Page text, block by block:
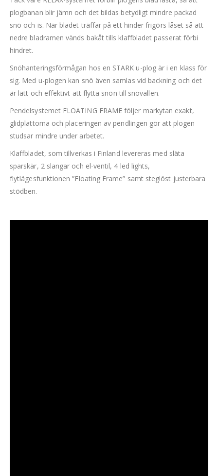
plogbanan blir jämn och det bildas betydligt mindre packad
snö och is. När bladet träffar på ett hinder frigörs låset så att
nedre bladramen vänds bakåt tills klaffbladet passerat förbi
hindret.
Snöhanteringsförmågan hos en STARK u-plog är i en klass för
sig. Med u-plogen kan snö även samlas vid backning och det
är lätt och effektivt att flytta snön till snövallen.
Pendelsystemet FLOATING FRAME följer markytan exakt,
glidplattorna och placeringen av pendlingen gör att plogen
studsar mindre under arbetet.
Klaffbladet, som tillverkas i Finland levereras med släta
sparskär, 2 slangar och el-ventil, 4 led lights,
flytlägesfunktionen ”Floating Frame” samt steglöst justerbara
stödben.